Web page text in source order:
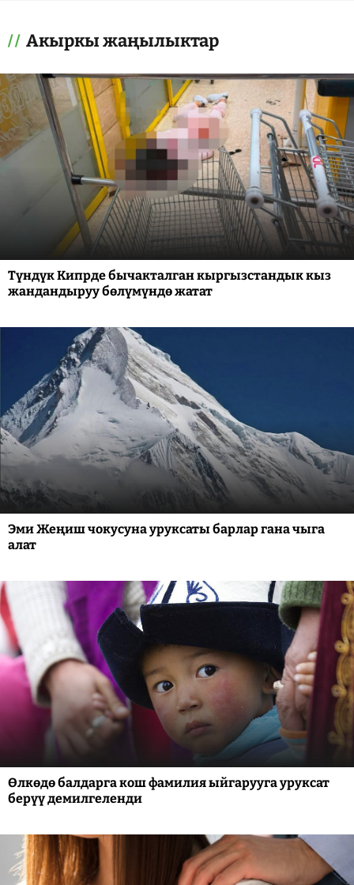
Акыркы жаңылыктар
Түндүк Кипрде бычакталган кыргызстандык кыз
жандандыруу бөлүмүндө жатат
Эми Жеңиш чокусуна уруксаты барлар гана чыга
алат
Өлкөдө балдарга кош фамилия ыйгарууга уруксат
берүү демилгеленди